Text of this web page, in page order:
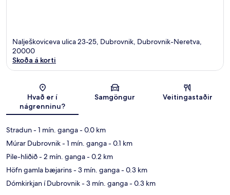
Nalješkoviceva ulica 23-25, Dubrovnik, Dubrovnik-Neretva,
20000
Skoða á korti
Hvað er í
nágrenninu?
Samgöngur Veitingastaðir
Stradun- 1 mín. ganga- 0.0 km
Múrar Dubrovnik- 1 mín. ganga- 0.1 km
Pile-hliðið- 2 mín. ganga- 0.2 km
Höfn gamla bæjarins- 3 mín. ganga- 0.3 km
Dómkirkjan í Dubrovnik- 3 mín. ganga- 0.3 km